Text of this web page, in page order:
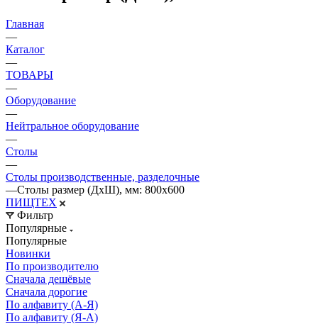
Главная
—
Каталог
—
ТОВАРЫ
—
Оборудование
—
Нейтральное оборудование
—
Столы
—
Столы производственные, разделочные
—Столы размер (ДхШ), мм: 800х600
ПИЩТЕХ
Фильтр
Популярные
Популярные
Новинки
По производителю
Сначала дешёвые
Сначала дорогие
По алфавиту (А-Я)
По алфавиту (Я-А)